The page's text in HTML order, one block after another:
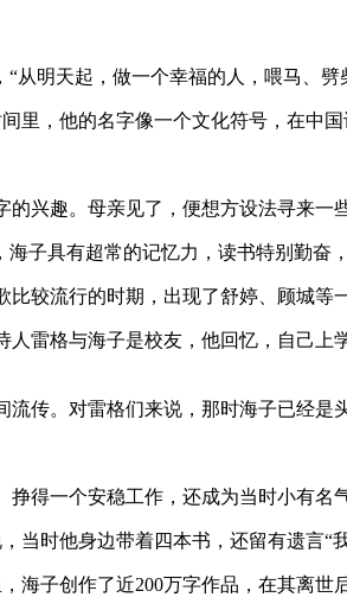
“从明天起，做一个幸福的人，喂马
里，他的名字像一个文化符号，在中国
兴趣。母亲见了，便想方设法寻来一
子具有超常的记忆力，读书特别勤奋
较流行的时期，出现了舒婷、顾城等
雷格与海子是校友，他回忆，自己
传。对雷格们来说，那时海子已经是
得一个安稳工作，还成为当时小有
时他身边带着四本书，还留有遗言“
子创作了近200万字作品，在其离世